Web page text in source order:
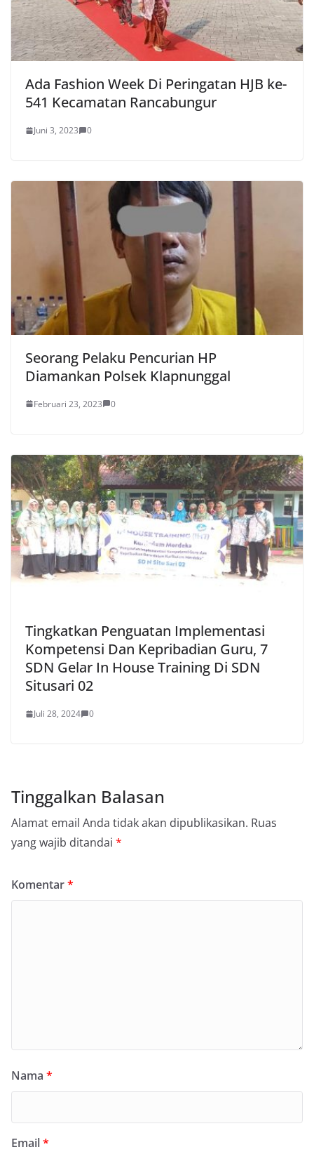
Ada Fashion Week Di Peringatan HJB ke-
541 Kecamatan Rancabungur
Juni 3, 2023 0
Seorang Pelaku Pencurian HP
Diamankan Polsek Klapnunggal
Februari 23, 2023 0
Tingkatkan Penguatan Implementasi
Kompetensi Dan Kepribadian Guru, 7
SDN Gelar In House Training Di SDN
Situsari 02
Juli 28, 2024 0
Tinggalkan Balasan
Alamat email Anda tidak akan dipublikasikan. Ruas
yang wajib ditandai *
Komentar*
Nama *
Email*